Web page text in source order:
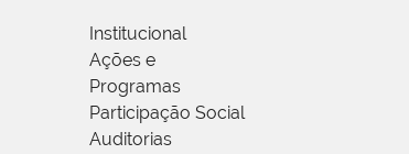
Institucional
Ações e
Programas
Participação Social
Auditorias